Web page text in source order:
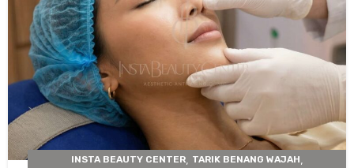
INSTA BEAUTY CENTER, TARIK BENANG WAJAH,